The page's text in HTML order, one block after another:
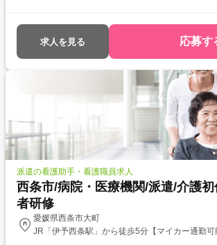
求人を見る 応募す
派遣の看護助手・看護職員求人
西条市/病院・医療機関/派遣/介護
者研修
愛媛県西条市大町
JR「伊予西条駅」から徒歩5分【マイカー通勤可